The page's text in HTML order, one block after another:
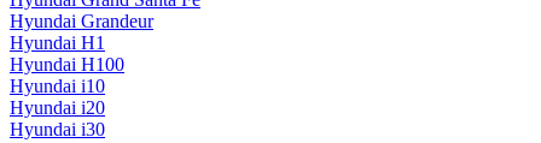
Hyundai Grandeur
Hyundai H1
Hyundai H100
Hyundai i10
Hyundai i20
Hyundai i30